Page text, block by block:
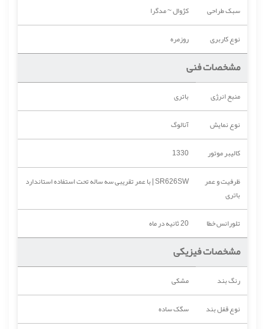
سبک طراحی
کژوال ~ مدگرا
نوع کاربری
روزمره
مشخصات فنی
منبع انرژی
باتری
نوع نمایش
آنالوگ
کالیبر موتور
1330
ظرفیت و عمر
باتری
SR626SW | با عمر تقریبی سه ساله تحت استفاده استاندارد
تلورانس خطا 20 ثانیه در ماه
مشخصات فیزیکی
رنگ بند
مشکی
نوع قفل بند
سگک ساده